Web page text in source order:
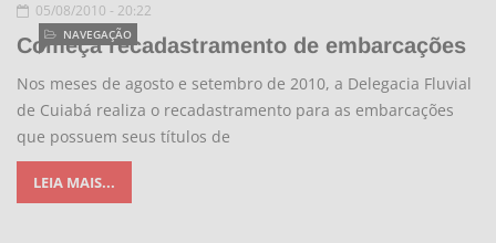
NAVEGAÇÃO
05/08/2010 - 20:22
Começa recadastramento de embarcações
Nos meses de agosto e setembro de 2010, a Delegacia Fluvial
de Cuiabá realiza o recadastramento para as embarcações
que possuem seus títulos de
LEIA MAIS...